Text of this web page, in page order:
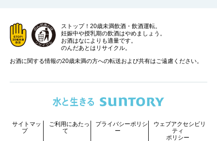
ストップ！20歳未満飲酒・飲酒運転。
妊娠中や授乳期の飲酒はやめましょう。
お酒はなによりも適量です。
のんだあとはリサイクル。
お酒に関する情報の20歳未満の方への転送および共有はご遠慮ください。
サイトマッ
プ
ご利用にあたっ
て
プライバシーポリシ
ー
ウェブアクセシビリ
ティ
ポリシー